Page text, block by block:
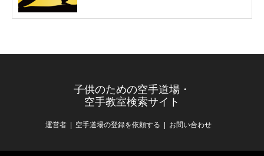
子供のための空手道場・
空手教室検索サイト
運営者 空手道場の登録を依頼する お問い合わせ